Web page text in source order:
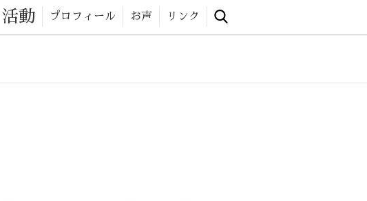
かなこ Official website
活動 プロフィール お声 リンク